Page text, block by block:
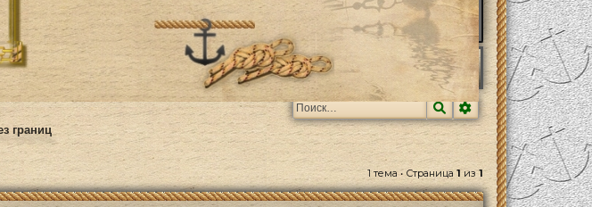
сна!
ПоискРасширенный
границ
1 тема • Страница 1из1